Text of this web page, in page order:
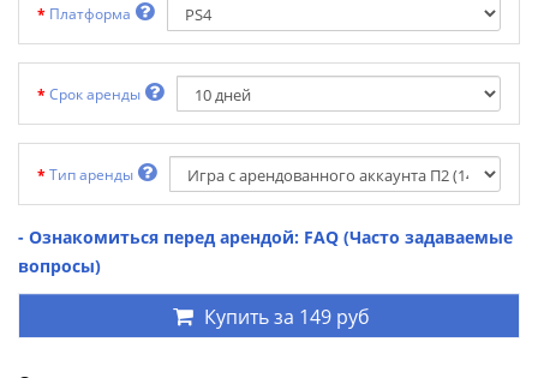
Платформа
Срок аренды
Тип аренды
- Ознакомиться перед арендой: FAQ (Часто задаваемые
вопросы)
Купить за 149 руб